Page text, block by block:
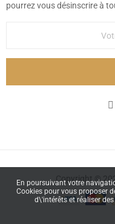
pourrez vous désinscrire à
Copyright ©
En poursuivant votre
Cookies pour vous proposer
d\'intérêts et réaliser